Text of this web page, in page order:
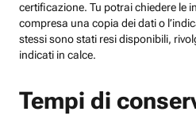
certificazione. Tu potrai chiedere le
compresa una copia dei dati o
stessi sono stati resi disponibili,
indicati in calce.
Tempi di